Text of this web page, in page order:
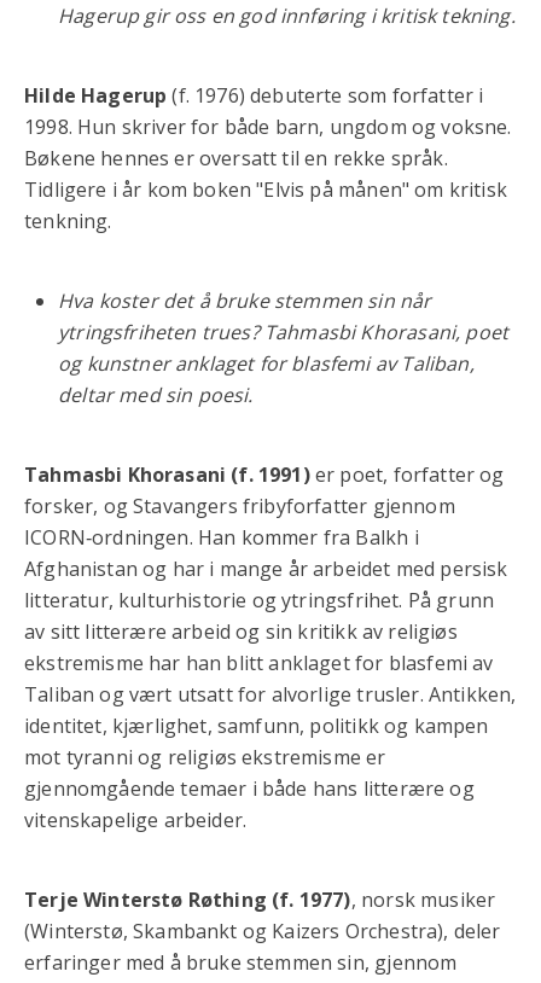
Hagerup gir oss en god innføring i kritisk tekning.
Hilde Hagerup (f. 1976) debuterte som forfatter i
1998. Hun skriver for både barn, ungdom og voksne.
Bøkene hennes er oversatt til en rekke språk.
Tidligere i år kom boken "Elvis på månen" om kritisk
tenkning.
Hva koster det å bruke stemmen sin når
ytringsfriheten trues? Tahmasbi Khorasani, poet
og kunstner anklaget for blasfemi av Taliban,
deltar med sin poesi.
Tahmasbi Khorasani (f. 1991)er poet, forfatter og
forsker, og Stavangers fribyforfatter gjennom
ICORN‑ordningen. Han kommer fra Balkh i
Afghanistan og har i mange år arbeidet med persisk
litteratur, kulturhistorie og ytringsfrihet. På grunn
av sitt litterære arbeid og sin kritikk av religiøs
ekstremisme har han blitt anklaget for blasfemi av
Taliban og vært utsatt for alvorlige trusler. Antikken,
identitet, kjærlighet, samfunn, politikk og kampen
mot tyranni og religiøs ekstremisme er
gjennomgående temaer i både hans litterære og
vitenskapelige arbeider.
Terje Winterstø Røthing (f. 1977), norsk musiker
(Winterstø, Skambankt og Kaizers Orchestra), deler
erfaringer med å bruke stemmen sin, gjennom